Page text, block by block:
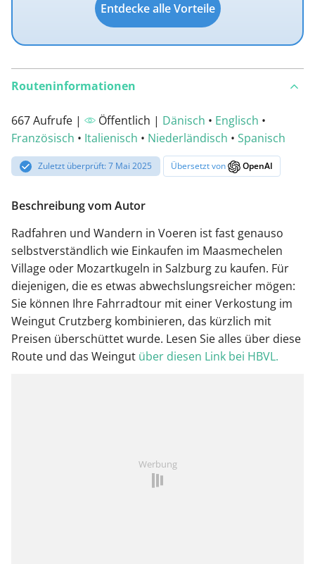
Entdecke alle Vorteile
Routeninformationen
667 Aufrufe | Öffentlich | Dänisch • Englisch •
Französisch • Italienisch • Niederländisch • Spanisch
Zuletzt überprüft: 7 Mai 2025 Übersetzt von OpenAI
Beschreibung vom Autor
Radfahren und Wandern in Voeren ist fast genauso
selbstverständlich wie Einkaufen im Maasmechelen
Village oder Mozartkugeln in Salzburg zu kaufen. Für
diejenigen, die es etwas abwechslungsreicher mögen:
Sie können Ihre Fahrradtour mit einer Verkostung im
Weingut Crutzberg kombinieren, das kürzlich mit
Preisen überschüttet wurde. Lesen Sie alles über diese
Route und das Weingut über diesen Link bei HBVL.
Werbung